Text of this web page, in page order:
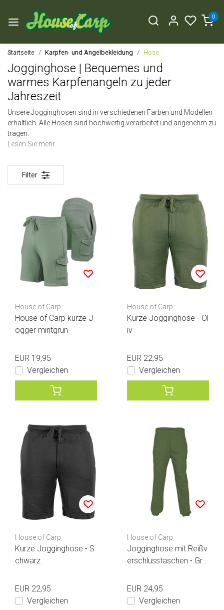
0
Startseite Karpfen- und Angelbekleidung Hose
Jogginghose | Bequemes und
warmes Karpfenangeln zu jeder
Jahreszeit
Unsere Jogginghosen sind in verschiedenen Farben und Modellen
erhältlich. Alle Hosen sind hochwertig verarbeitet und angenehm zu
tragen.
Lesen Sie mehr.
Filter
House of Carp
House of Carp kurze J
ogger mintgrün
EUR 19,95
Vergleichen
House of Carp
Kurze Jogginghose - Ol
iv
EUR 22,95
Vergleichen
House of Carp
Kurze Jogginghose - S
chwarz
EUR 22,95
Vergleichen
House of Carp
Jogginghose mit Reißv
erschlusstaschen - Grü
EUR 24,95
Vergleichen